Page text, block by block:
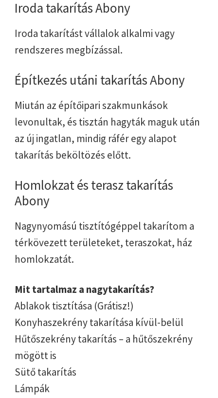
Iroda takarítás Abony
Iroda takarítást vállalok alkalmi vagy
rendszeres megbízással.
Építkezés utáni takarítás Abony
Miután az építőipari szakmunkások
levonultak, és tisztán hagyták maguk után
az új ingatlan, mindig ráfér egy alapot
takarítás beköltözés előtt.
Homlokzat és terasz takarítás
Abony
Nagynyomású tisztítógéppel takarítom a
térkövezett területeket, teraszokat, ház
homlokzatát.
Mit tartalmaz a nagytakarítás?
Ablakok tisztítása (Grátisz!)
Konyhaszekrény takarítása kívül-belül
Hűtőszekrény takarítás – a hűtőszekrény
mögött is
Sütő takarítás
Lámpák